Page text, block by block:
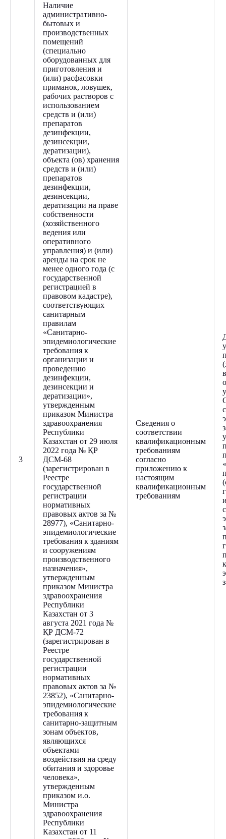
3
Наличие
административно-
бытовых и
производственных
помещений
(специально
оборудованных для
приготовления и
(или) расфасовки
приманок, ловушек,
рабочих растворов с
использованием
средств и (или)
препаратов
дезинфекции,
дезинсекции,
дератизации),
объекта (ов) хранения
средств и (или)
препаратов
дезинфекции,
дезинсекции,
дератизации на праве
собственности
(хозяйственного
ведения или
оперативного
управления) и (или)
аренды на срок не
менее одного года (с
государственной
регистрацией в
правовом кадастре),
соответствующих
санитарным
правилам
«Санитарно-
эпидемиологические
требования к
организации и
проведению
дезинфекции,
дезинсекции и
дератизации»,
утвержденным
приказом Министра
здравоохранения
Республики
Казахстан от 29 июля
2022 года № ҚР
ДСМ-68
(зарегистрирован в
Реестре
государственной
регистрации
нормативных
правовых актов за №
28977), «Санитарно-
эпидемиологические
требования к зданиям
и сооружениям
производственного
назначения»,
утвержденным
приказом Министра
здравоохранения
Республики
Казахстан от 3
августа 2021 года №
ҚР ДСМ-72
(зарегистрирован в
Реестре
государственной
регистрации
нормативных
правовых актов за №
23852), «Санитарно-
эпидемиологические
требования к
санитарно-защитным
зонам объектов,
являющихся
объектами
воздействия на среду
обитания и здоровье
человека»,
утвержденным
приказом и.о.
Министра
здравоохранения
Республики
Казахстан от 11
Сведения о
соответствии
квалификационным
требованиям
согласно
приложению к
настоящим
квалификационным
требованиям